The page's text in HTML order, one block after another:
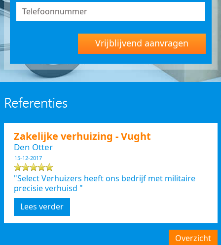
Vrijblijvend aanvragen
Referenties
Zakelijke verhuizing - Vught
Den Otter
15-12-2017
"Select Verhuizers heeft ons bedrijf met militaire
precisie verhuisd "
Lees verder
Overzicht